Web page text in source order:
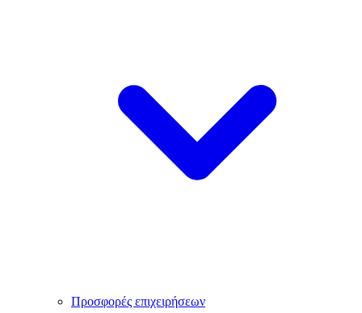
Προσφορές επιχειρήσεων